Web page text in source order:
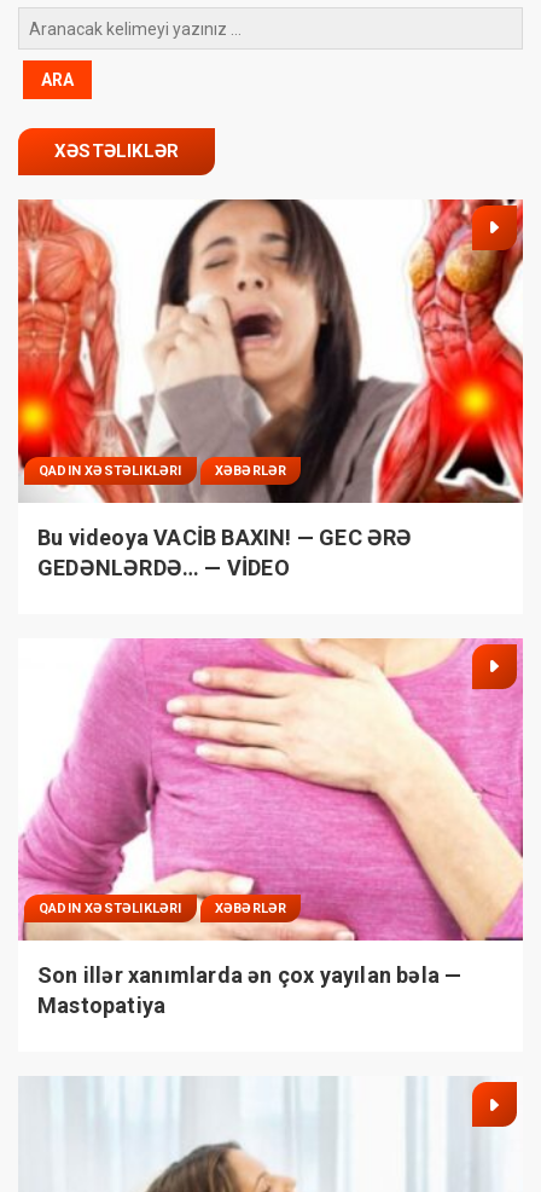
XƏSTƏLIKLƏR
QADIN XƏSTƏLIKLƏRI XƏBƏRLƏR
Bu videoya VACİB BAXIN! — GEC ƏRƏ
GEDƏNLƏRDƏ… — VİDEO
QADIN XƏSTƏLIKLƏRI XƏBƏRLƏR
Son illər xanımlarda ən çox yayılan bəla —
Mastopatiya